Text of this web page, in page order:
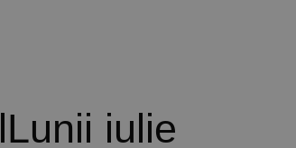
iulie